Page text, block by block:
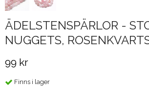
ÄDELSTENSPÄRLOR -
NUGGETS,
99 kr
Finns i lager